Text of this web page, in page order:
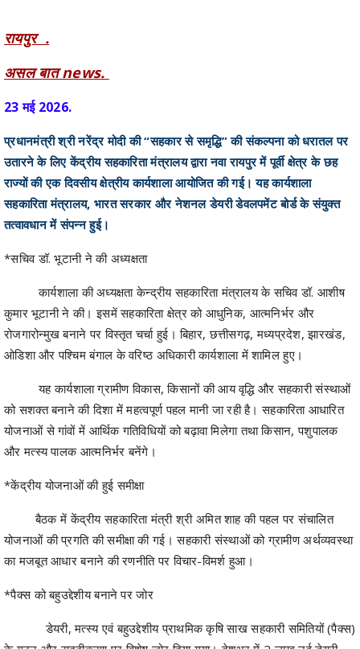
रायपुर .
असल बात news.
23 मई 2026.
प्रधानमंत्री श्री नरेंद्र मोदी की “सहकार से समृद्धि” की संकल्पना को धरातल पर
उतारने के लिए केंद्रीय सहकारिता मंत्रालय द्वारा नवा रायपुर में पूर्वी क्षेत्र के छह
राज्यों की एक दिवसीय क्षेत्रीय कार्यशाला आयोजित की गई। यह कार्यशाला
सहकारिता मंत्रालय, भारत सरकार और नेशनल डेयरी डेवलपमेंट बोर्ड के संयुक्त
तत्वावधान में संपन्न हुई।
*सचिव डॉ. भूटानी ने की अध्यक्षता
कार्यशाला की अध्यक्षता केन्द्रीय सहकारिता मंत्रालय के सचिव डॉ. आशीष
कुमार भूटानी ने की। इसमें सहकारिता क्षेत्र को आधुनिक, आत्मनिर्भर और
रोजगारोन्मुख बनाने पर विस्तृत चर्चा हुई। बिहार, छत्तीसगढ़, मध्यप्रदेश, झारखंड,
ओडिशा और पश्चिम बंगाल के वरिष्ठ अधिकारी कार्यशाला में शामिल हुए।
यह कार्यशाला ग्रामीण विकास, किसानों की आय वृद्धि और सहकारी संस्थाओं
को सशक्त बनाने की दिशा में महत्वपूर्ण पहल मानी जा रही है। सहकारिता आधारित
योजनाओं से गांवों में आर्थिक गतिविधियों को बढ़ावा मिलेगा तथा किसान, पशुपालक
और मत्स्य पालक आत्मनिर्भर बनेंगे।
*केंद्रीय योजनाओं की हुई समीक्षा
बैठक में केंद्रीय सहकारिता मंत्री श्री अमित शाह की पहल पर संचालित
योजनाओं की प्रगति की समीक्षा की गई। सहकारी संस्थाओं को ग्रामीण अर्थव्यवस्था
का मजबूत आधार बनाने की रणनीति पर विचार-विमर्श हुआ।
*पैक्स को बहुउद्देशीय बनाने पर जोर
डेयरी, मत्स्य एवं बहुउद्देशीय प्राथमिक कृषि साख सहकारी समितियों (पैक्स)